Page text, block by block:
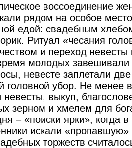
воссоединение
рядом на особое
едой: свадебным
Ритуал «чесания
и переход невесты
молодых завешивали
невесте заплетали
головной убор. Не менее
выкуп,
зерном и хмелем для
– «поиски ярки», когда
искали «пропавшую»
торжеств